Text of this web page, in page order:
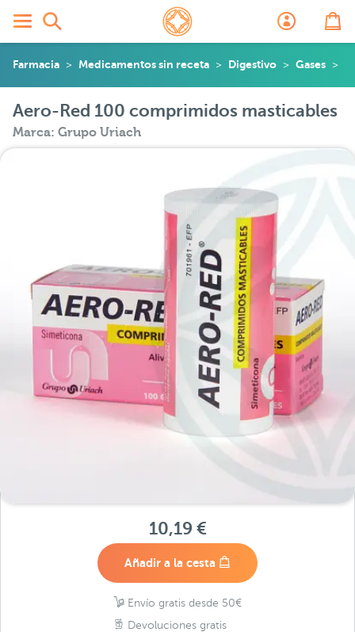
Farmacia Medicamentos sin receta Digestivo Gases
Aero-Red 100 comprimidos masticables
Marca: Grupo Uriach
10,19 €
Añadir a la cesta
Envío gratis desde 50€
Devoluciones gratis